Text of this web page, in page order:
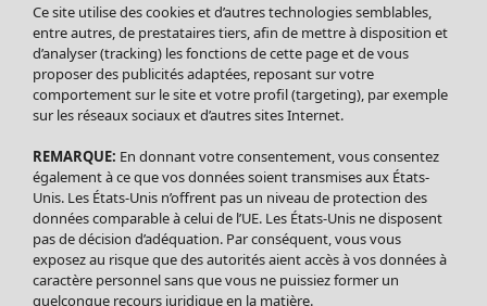
Soldes Vêtements
Tous les vêtements
Robes
Tuniques
Blouses
Tops
Gilets
Pantalon
Ce site utilise des cookies et d’autres technologies semblables,
entre autres, de prestataires tiers, afin de mettre à disposition et
d’analyser (tracking) les fonctions de cette page et de vous
proposer des publicités adaptées, reposant sur votre
comportement sur le site et votre profil (targeting), par exemple
sur les réseaux sociaux et d’autres sites Internet.
REMARQUE: En donnant votre consentement, vous consentez
également à ce que vos données soient transmises aux États-
Unis. Les États-Unis n’offrent pas un niveau de protection des
données comparable à celui de l’UE. Les États-Unis ne disposent
pas de décision d’adéquation. Par conséquent, vous vous
exposez au risque que des autorités aient accès à vos données à
caractère personnel sans que vous ne puissiez former un
quelconque recours juridique en la matière.